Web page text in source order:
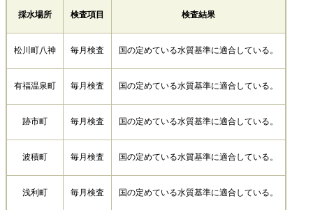
採水場所 検査項目 検査結果
松川町八神 毎月検査 国の定めている水質基準に適合している。
有福温泉町 毎月検査 国の定めている水質基準に適合している。
跡市町 毎月検査 国の定めている水質基準に適合している。
波積町 毎月検査 国の定めている水質基準に適合している。
浅利町 毎月検査 国の定めている水質基準に適合している。